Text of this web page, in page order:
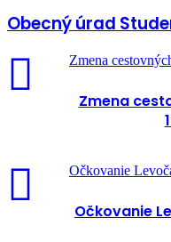
Obecný úrad
Zmena
Zmena
Očkovanie
Očkovanie